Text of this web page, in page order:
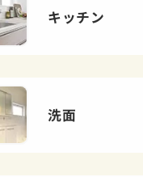
キッチン
洗面